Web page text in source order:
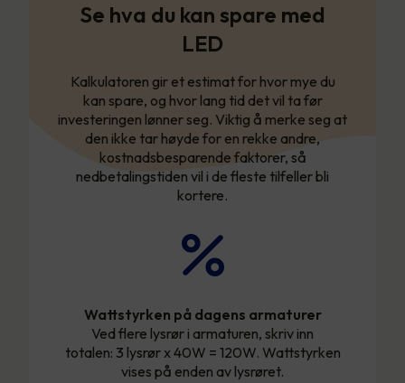
Se hva du kan spare med
LED
Kalkulatoren gir et estimat for hvor mye du
kan spare, og hvor lang tid det vil ta før
investeringen lønner seg. Viktig å merke seg at
den ikke tar høyde for en rekke andre,
kostnadsbesparende faktorer, så
nedbetalingstiden vil i de fleste tilfeller bli
kortere.
Wattstyrken på dagens armaturer
Ved flere lysrør i armaturen, skriv inn
totalen: 3 lysrør x 40W = 120W. Wattstyrken
vises på enden av lysrøret.